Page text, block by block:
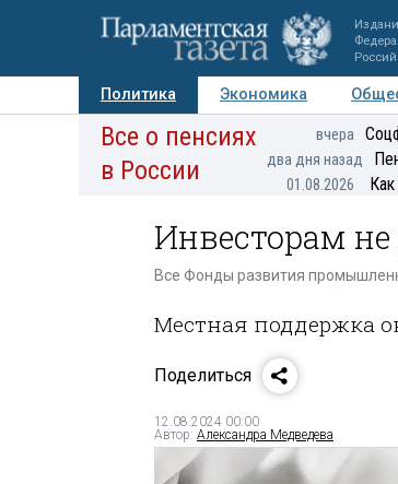
Политика Экономика
Авторы Персоны Мнения
Все о пенсиях
в России
вчера
два дня назад
01.08.2026
Инвесторам не
Все Фонды развития
Местная поддержка
Поделиться
12.08.2024 00:00
Автор: Александра Медведева